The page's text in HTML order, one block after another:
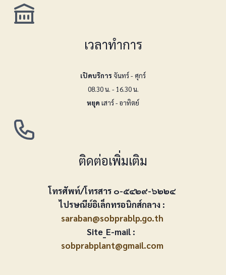
เวลาทำการ
เปิดบริการ จันทร์ - ศุกร์
08.30 น. - 16.30 น.
หยุด เสาร์ - อาทิตย์
ติดต่อเพิ่มเติม
โทรศัพท์/โทรสาร ๐-๕๔๒๙-๖๒๒๔
ไปรษณีย์อิเล็กทรอนิกส์กลาง :
saraban@sobprablp.go.th
Site_E-mail :
sobprabplant@gmail.com